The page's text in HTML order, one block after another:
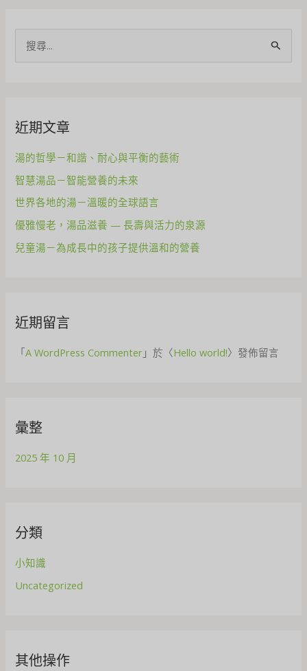
e
c
f
o
r
:
近期文章
湯的哲學－和諧、耐心與平衡的藝術
智慧湯品－智能營養的未來
世界各地的湯－溫暖的全球語言
優雅慢老，湯品滋養 — 長壽與活力的泉源
兒童湯－為成長中的孩子提供溫和的營養
近期留言
「A WordPress Commenter 」於〈Hello world!〉發佈留言
彙整
2025 年 10 月
分類
小知識
Uncategorized
其他操作